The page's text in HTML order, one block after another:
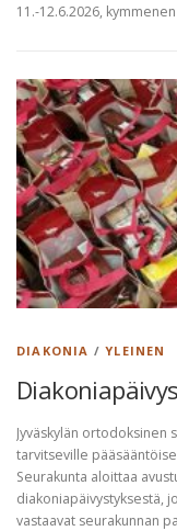
11.-12.6.2026,
DIAKONIA /YLEINEN
Jyväskylän ortodoksinen
tarvitseville
Seurakunta aloittaa
diakoniapäivystyksestä,
vastaavat seurakunnan